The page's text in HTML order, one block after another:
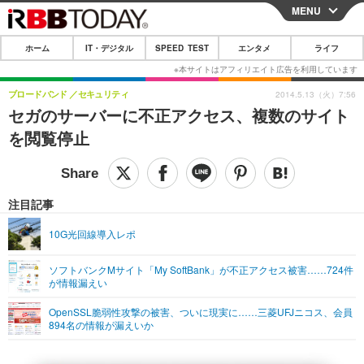
CLOSE
ホーム
IT・デジタル
IT・デジタルTOP スマートフォン
ショッピング その他
SPEED TEST
エンタメTOP 映画・ドラマ
グラビア
ショッピング その他
ライフTOP
その他
リリース一覧
プッシュ通知の停止方法
MENU
ホーム IT・デジタル SPEED TEST エンタメ ライフ
セガのサーバーに不正アクセス、複数のサイト
を閲覧停止
ブロードバンド セキュリティ
注目記事
10G光回線導入レポ
ソフトバンクMサイト「My SoftBank」が不正アクセス被害……724件
が情報漏えい
OpenSSL脆弱性攻撃の被害、ついに現実に……三菱UFJニコス、会員
894名の情報が漏えいか
2014.5.13（火）7:56